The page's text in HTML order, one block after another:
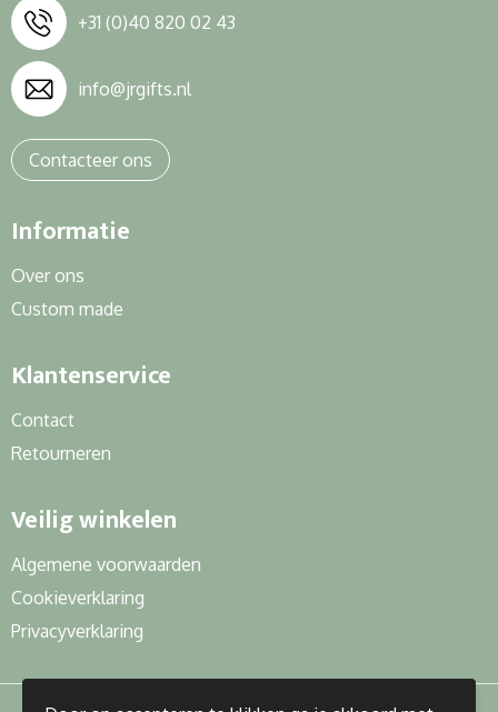
+31 (0)40 820 02 43
info@jrgifts.nl
Contacteer ons
Informatie
Over ons
Custom made
Klantenservice
Contact
Retourneren
Veilig winkelen
Algemene voorwaarden
Cookieverklaring
Privacyverklaring